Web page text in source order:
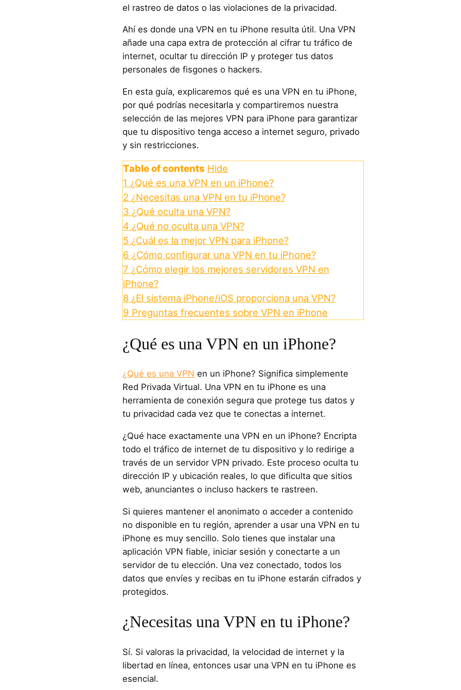
el rastreo de datos o las violaciones de la privacidad.
Ahí es donde una VPN en tu iPhone resulta útil. Una VPN
añade una capa extra de protección al cifrar tu tráfico de
internet, ocultar tu dirección IP y proteger tus datos
personales de fisgones o hackers.
En esta guía, explicaremos qué es una VPN en tu iPhone,
por qué podrías necesitarla y compartiremos nuestra
selección de las mejores VPN para iPhone para garantizar
que tu dispositivo tenga acceso a internet seguro, privado
y sin restricciones.
Table of contents Hide
1 ¿Qué es una VPN en un iPhone?
2 ¿Necesitas una VPN en tu iPhone?
3 ¿Qué oculta una VPN?
4 ¿Qué no oculta una VPN?
5 ¿Cuál es la mejor VPN para iPhone?
6 ¿Cómo configurar una VPN en tu iPhone?
7 ¿Cómo elegir los mejores servidores VPN en
iPhone?
8 ¿El sistema iPhone/iOS proporciona una VPN?
9 Preguntas frecuentes sobre VPN en iPhone
¿Qué es una VPN en un iPhone?
¿Qué es una VPN en un iPhone? Significa simplemente
Red Privada Virtual. Una VPN en tu iPhone es una
herramienta de conexión segura que protege tus datos y
tu privacidad cada vez que te conectas a internet.
¿Qué hace exactamente una VPN en un iPhone? Encripta
todo el tráfico de internet de tu dispositivo y lo redirige a
través de un servidor VPN privado. Este proceso oculta tu
dirección IP y ubicación reales, lo que dificulta que sitios
web, anunciantes o incluso hackers te rastreen.
Si quieres mantener el anonimato o acceder a contenido
no disponible en tu región, aprender a usar una VPN en tu
iPhone es muy sencillo. Solo tienes que instalar una
aplicación VPN fiable, iniciar sesión y conectarte a un
servidor de tu elección. Una vez conectado, todos los
datos que envíes y recibas en tu iPhone estarán cifrados y
protegidos.
¿Necesitas una VPN en tu iPhone?
Sí. Si valoras la privacidad, la velocidad de internet y la
libertad en línea, entonces usar una VPN en tu iPhone es
esencial.